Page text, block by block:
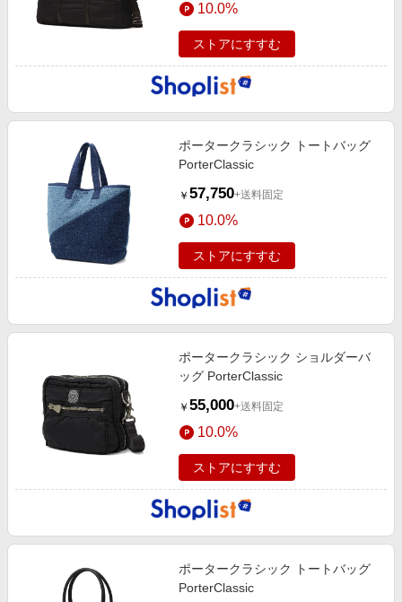
10.0%
ストアにすすむ
ポータークラシック トートバッグ
PorterClassic
￥ 57,750+送料固定
10.0%
ストアにすすむ
ポータークラシック ショルダーバ
ッグ PorterClassic
￥ 55,000+送料固定
10.0%
ストアにすすむ
ポータークラシック トートバッグ
PorterClassic